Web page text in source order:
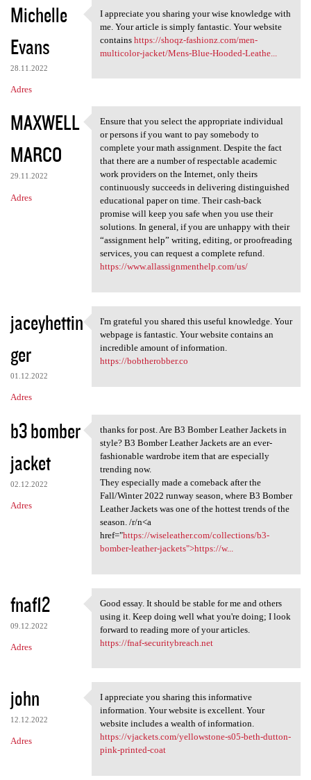
Michelle
Evans
28.11.2022
Adres
I appreciate you sharing your
I appreciate you sharing your wise knowledge with
me. Your article is simply fantastic. Your website
contains https://shoqz-fashionz.com/men-
multicolor-jacket/Mens-Blue-Hooded-Leathe...
MAXWELL
MARCO
29.11.2022
Adres
Ensure that you select the
Ensure that you select the appropriate individual
or persons if you want to pay somebody to
complete your math assignment. Despite the fact
that there are a number of respectable academic
work providers on the Internet, only theirs
continuously succeeds in delivering distinguished
educational paper on time. Their cash-back
promise will keep you safe when you use their
solutions. In general, if you are unhappy with their
“assignment help” writing, editing, or proofreading
services, you can request a complete refund.
https://www.allassignmenthelp.com/us/
jaceyhettin
ger
01.12.2022
Adres
I'm grateful you shared this
I'm grateful you shared this useful knowledge. Your
webpage is fantastic. Your website contains an
incredible amount of information.
https://bobtherobber.co
b3 bomber
jacket
02.12.2022
Adres
thanks for post. Are B3
thanks for post. Are B3 Bomber Leather Jackets in
style? B3 Bomber Leather Jackets are an ever-
fashionable wardrobe item that are especially
trending now.
They especially made a comeback after the
Fall/Winter 2022 runway season, where B3 Bomber
Leather Jackets was one of the hottest trends of the
season. /r/n<a
href="https://wiseleather.com/collections/b3-
bomber-leather-jackets">https://w...
fnaf12
09.12.2022
Adres
Good essay. It should be
Good essay. It should be stable for me and others
using it. Keep doing well what you're doing; I look
forward to reading more of your articles.
https://fnaf-securitybreach.net
john
12.12.2022
Adres
I appreciate you sharing this
I appreciate you sharing this informative
information. Your website is excellent. Your
website includes a wealth of information.
https://vjackets.com/yellowstone-s05-beth-dutton-
pink-printed-coat